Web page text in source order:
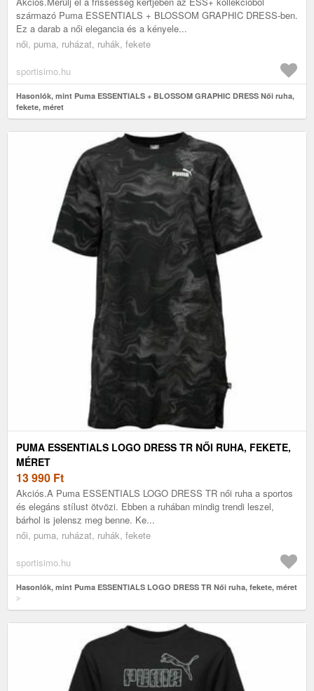
származó Puma ESSENTIALS + BLOSSOM GRAPHIC DRESS-ben.
Ez a darab a női elegancia és a kényele...
női, puma, ruházat, ruhák, fekete
sportisimo.hu
Hasonlók, mint Puma ESSENTIALS + BLOSSOM GRAPHIC DRESS Női ruha,
fekete, méret
PUMA ESSENTIALS LOGO DRESS TR NŐI RUHA, FEKETE,
MÉRET
13 990 Ft
Akciós.A Puma ESSENTIALS LOGO DRESS TR női ruha a sportos
és elegáns stílust ötvözi. Ebben a ruhában mindig trendi leszel,
bárhol is jelensz meg benne. Ke...
női, puma, ruházat, ruhák, fekete
sportisimo.hu
Hasonlók, mint Puma ESSENTIALS LOGO DRESS TR Női ruha, fekete, méret